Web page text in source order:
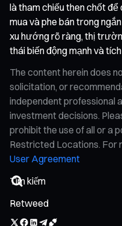
là tham chiếu then chốt
mua và phe bán trong
xu hướng rõ ràng, thị
thái biến động mạnh và tích
The content herein does
solicitation, or
independent professional
investment decisions.
prohibit the use of all or a
Restricted Locations. For
User Agreement
Retweed